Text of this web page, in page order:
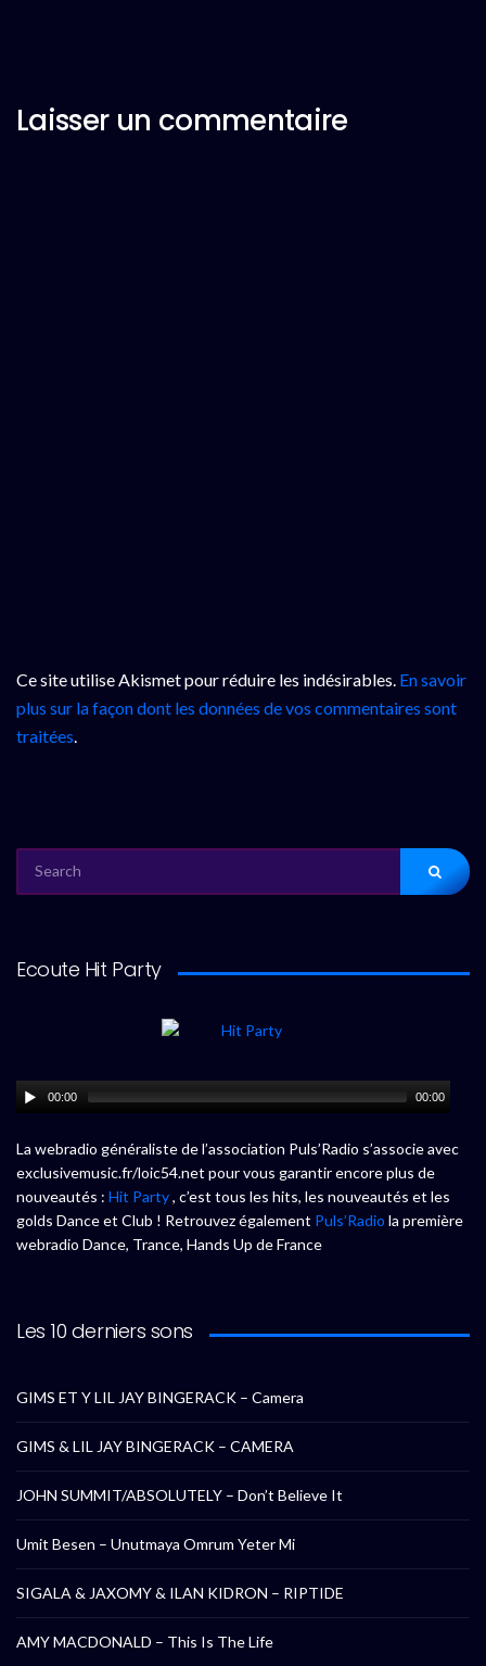
Laisser un commentaire
Ce site utilise Akismet pour réduire les indésirables. En savoir
plus sur la façon dont les données de vos commentaires sont
traitées.
FOR:
Ecoute Hit Party
00:00 00:00
La webradio généraliste de l’association Puls’Radio s’associe avec
exclusivemusic.fr/loic54.net pour vous garantir encore plus de
nouveautés : Hit Party, c’est tous les hits, les nouveautés et les
golds Dance et Club ! Retrouvez également Puls’Radio la première
webradio Dance, Trance, Hands Up de France
Les 10 derniers sons
GIMS ET Y LIL JAY BINGERACK – Camera
GIMS & LIL JAY BINGERACK – CAMERA
JOHN SUMMIT/ABSOLUTELY – Don’t Believe It
Umit Besen – Unutmaya Omrum Yeter Mi
SIGALA & JAXOMY & ILAN KIDRON – RIPTIDE
AMY MACDONALD – This Is The Life